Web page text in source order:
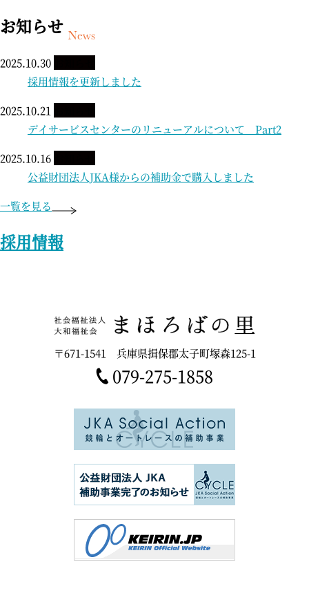
お知らせ
2025.10.30
採用情報を更新しました
2025.10.21
デイサービスセンターのリニューアルについて Part2
2025.10.16
公益財団法人JKA様からの補助金で購入しました
一覧を見る
採用情報
〒671-1541 兵庫県揖保郡太子町塚森125-1
079-275-1858